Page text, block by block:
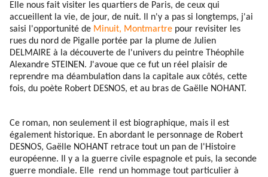
Elle nous fait visiter les quartiers de Paris, de ceux qui
accueillent la vie, de jour, de nuit. Il n'y a pas si longtemps, j'ai
saisi l'opportunité de Minuit, Montmartre pour revisiter les
rues du nord de Pigalle portée par la plume de Julien
DELMAIRE à la découverte de l'univers du peintre Théophile
Alexandre STEINEN. J'avoue que ce fut un réel plaisir de
reprendre ma déambulation dans la capitale aux côtés, cette
fois, du poète Robert DESNOS, et au bras de Gaëlle NOHANT.
Ce roman, non seulement il est biographique, mais il est
également historique. En abordant le personnage de Robert
DESNOS, Gaëlle NOHANT retrace tout un pan de l'Histoire
européenne. Il y a la guerre civile espagnole et puis, la seconde
guerre mondiale. Elle rend un hommage tout particulier à